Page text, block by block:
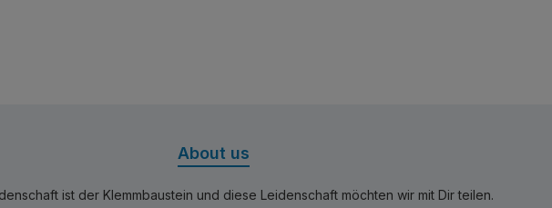
About us
ist der Klemmbaustein und diese Leidenschaft möchten wir mit Dir teilen.